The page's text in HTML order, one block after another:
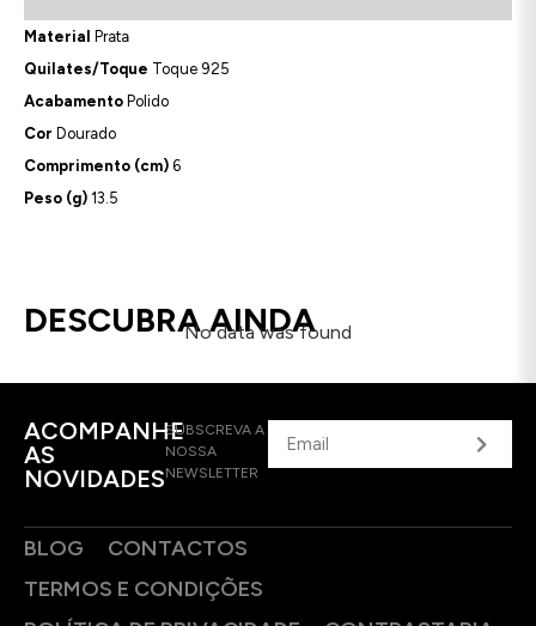
Material
Prata
Quilates/Toque Toque 925
Acabamento Polido
Cor Dourado
Comprimento (cm) 6
Peso (g) 13.5
DESCUBRA AINDA
No data was found
ACOMPANHE
AS
NOVIDADES
SUBSCREVA A
NOSSA
NEWSLETTER
BLOG
CONTACTOS
TERMOS E CONDIÇÕES